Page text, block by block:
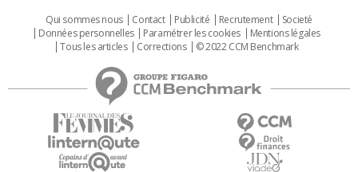
Qui sommes nous Contact Publicité Recrutement
Societé
Données personnelles
Paramétrer les cookies
Mentions légales
Tous les articles
Corrections © 2022 CCM Benchmark